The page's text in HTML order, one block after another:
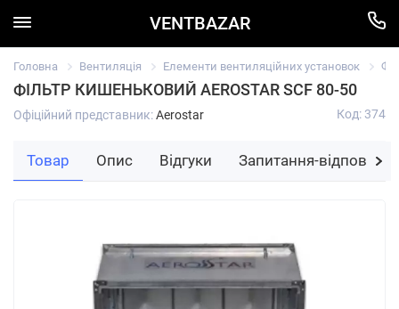
VENTBAZAR
Головна Вентиляція Елементи вентиляційних установок
ФІЛЬТР КИШЕНЬКОВИЙ AEROSTAR SCF 80-50
Офіційний представник:Aerostar Код: 374
Товар Опис Відгуки Запитання-відповідь